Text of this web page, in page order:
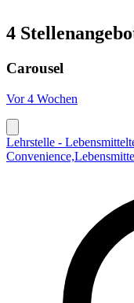
4
Carousel
Vor 4 Wochen
Lehrstelle -